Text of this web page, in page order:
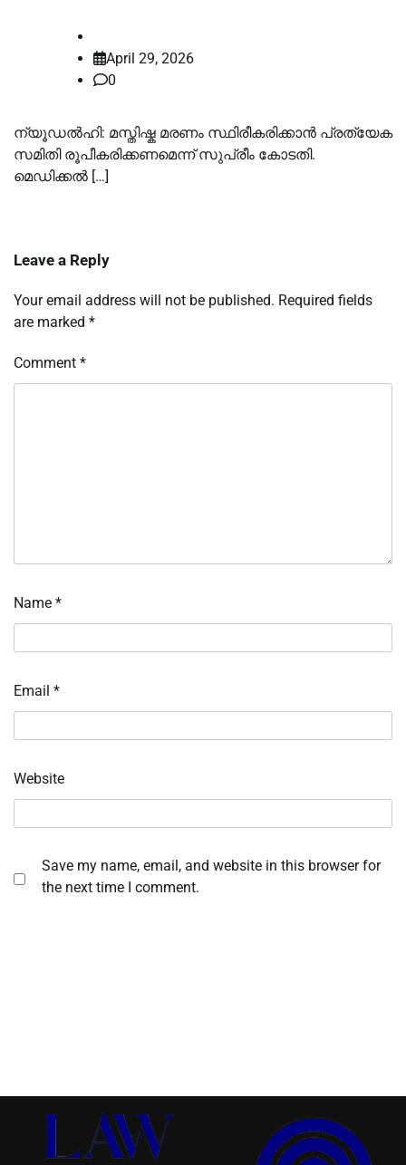
April 29, 2026
0
ന്യൂഡൽഹി: മസ്തിഷ്ക മരണം സ്ഥിരീകരിക്കാൻ പ്രത്യേക
സമിതി രൂപീകരിക്കണമെന്ന് സുപ്രീം കോടതി.
മെഡിക്കൽ […]
Leave a Reply
Your email address will not be published. Required fields
are marked *
Comment *
Name *
Email *
Website
Save my name, email, and website in this browser for
the next time I comment.